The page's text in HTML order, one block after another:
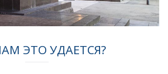
ЭТО УДАЕТСЯ?